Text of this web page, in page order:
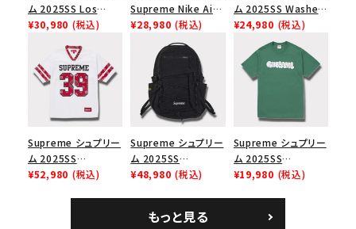
ム 2025SS Los
Angeles Fire Relief
イヤーリリーフボック
スロゴTシャツ ホワ
イト 白
¥30,980 (税込)
Supreme Nike Air
Force 1 Low シュプ
リーム ナイキエアフォ
ース１スニーカー シ
ューズ ホワイト
¥28,980 (税込)
ム 2025SS Washed
Chino Twill Camp
Cap ウォッシュチノツ
イルキャンプキャップ
ブラック 黒
¥24,980 (税込)
Supreme シュプリー
ム 2025SS
Bandana Football
¥52,980 (税込)
Supreme シュプリー
ム 2025SS
Backpack バックパッ
¥48,980 (税込)
Supreme シュプリー
ム 2025SS
Homerun Tee ホー
¥19,980 (税込)
もっと見る